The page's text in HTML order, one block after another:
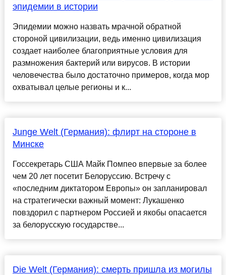
эпидемии в истории
Эпидемии можно назвать мрачной обратной
стороной цивилизации, ведь именно цивилизация
создает наиболее благоприятные условия для
размножения бактерий или вирусов. В истории
человечества было достаточно примеров, когда мор
охватывал целые регионы и к...
Junge Welt (Германия): флирт на стороне в
Минске
Госсекретарь США Майк Помпео впервые за более
чем 20 лет посетит Белоруссию. Встречу с
«последним диктатором Европы» он запланировал
на стратегически важный момент: Лукашенко
повздорил с партнером Россией и якобы опасается
за белорусскую государстве...
Die Welt (Германия): смерть пришла из могилы